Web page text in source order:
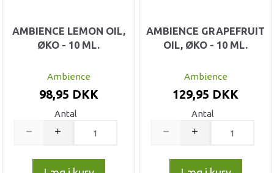
AMBIENCE LEMON OIL,
ØKO - 10 ML.
Ambience
98,95 DKK
Antal
AMBIENCE GRAPEFRUIT
OIL, ØKO - 10 ML.
Ambience
129,95 DKK
Antal